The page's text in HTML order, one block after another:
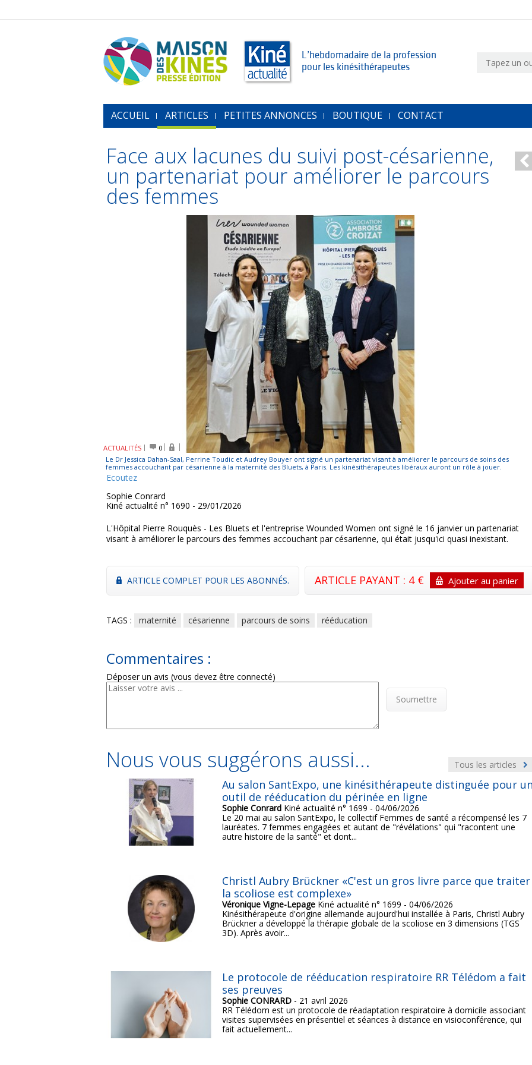
L’hebdomadaire de la profession
pour les kinésithérapeutes
ACCUEIL ARTICLES PETITES ANNONCES BOUTIQUE CONTACT
Face aux lacunes du suivi post-césarienne,
un partenariat pour améliorer le parcours
des femmes
ACTUALITÉS
0
Le Dr Jessica Dahan-Saal, Perrine Toudic et Audrey Bouyer ont signé un partenariat visant à améliorer le parcours de soins des
femmes accouchant par césarienne à la maternité des Bluets, à Paris. Les kinésithérapeutes libéraux auront un rôle à jouer.
Ecoutez
Sophie Conrard
Kiné actualité n° 1690 - 29/01/2026
L'Hôpital Pierre Rouquès - Les Bluets et l'entreprise Wounded Women ont signé le 16 janvier un partenariat
visant à améliorer le parcours des femmes accouchant par césarienne, qui était jusqu'ici quasi inexistant.
ARTICLE COMPLET POUR LES ABONNÉS. ARTICLE PAYANT : 4 € Ajouter au panier
TAGS : maternité césarienne parcours de soins rééducation
Commentaires :
Déposer un avis (vous devez être connecté)
Soumettre
Tous les articles
Nous vous suggérons aussi...
Au salon SantExpo, une kinésithérapeute distinguée pour
outil de rééducation du périnée en ligne
Sophie ConrardKiné actualité n° 1699 - 04/06/2026
Le 20 mai au salon SantExpo, le collectif Femmes de santé a récompensé les 7
lauréates. 7 femmes engagées et autant de "révélations" qui "racontent une
autre histoire de la santé" et dont...
Christl Aubry Brückner «C'est un gros livre parce que traiter
la scoliose est complexe»
Véronique Vigne-LepageKiné actualité n° 1699 - 04/06/2026
Kinésithérapeute d'origine allemande aujourd'hui installée à Paris, Christl Aubry
Brückner a développé la thérapie globale de la scoliose en 3 dimensions (TGS
3D). Après avoir...
Le protocole de rééducation respiratoire RR Télédom a fait
ses preuves
Sophie CONRARD- 21 avril 2026
RR Télédom est un protocole de réadaptation respiratoire à domicile associant
visites supervisées en présentiel et séances à distance en visioconférence, qui
fait actuellement...